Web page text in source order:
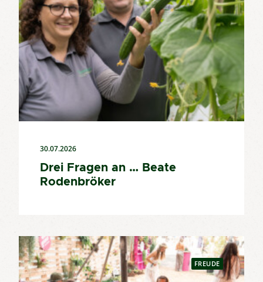
30.07.2026
Drei Fragen an … Beate
Rodenbröker
FREUDE